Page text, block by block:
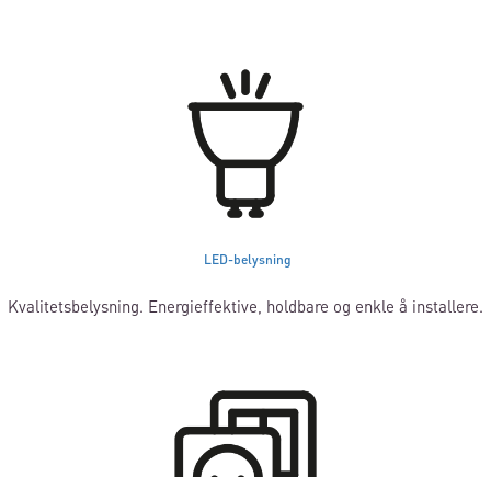
LED-belysning
Kvalitetsbelysning. Energieffektive, holdbare og enkle å installere.